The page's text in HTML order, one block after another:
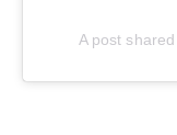
A post